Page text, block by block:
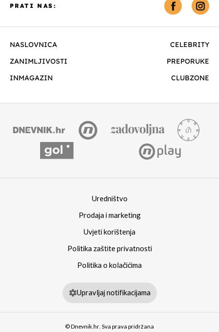
NASLOVNICA
CELEBRITY
ZANIMLJIVOSTI
PREPORUKE
INMAGAZIN
CLUBZONE
PRATI NAS:
Uredništvo
Prodaja i marketing
Uvjeti korištenja
Politika zaštite privatnosti
Politika o kolačićima
Upravljaj notifikacijama
© Dnevnik.hr. Sva prava pridržana